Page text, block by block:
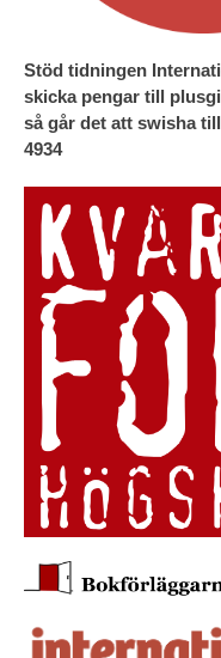
Stöd tidningen
skicka pengar till
så går det att swisha
4934